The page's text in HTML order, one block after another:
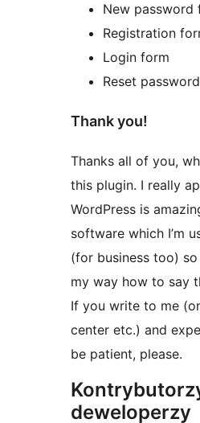
New password
Registration
Login form
Reset
Thank you!
Thanks all of you,
this plugin. I really
WordPress is
software which I’m
(for business too)
my way how to say
If you write to me
center etc.) and
be patient, please.
deweloperzy